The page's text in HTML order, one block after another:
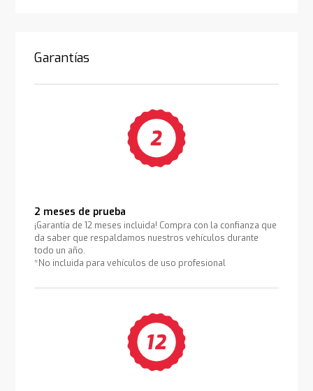
Garantías
2 meses de prueba
¡Garantía de 12 meses incluida! Compra con la confianza que
da saber que respaldamos nuestros vehículos durante
todo un año.
*No incluida para vehículos de uso profesional